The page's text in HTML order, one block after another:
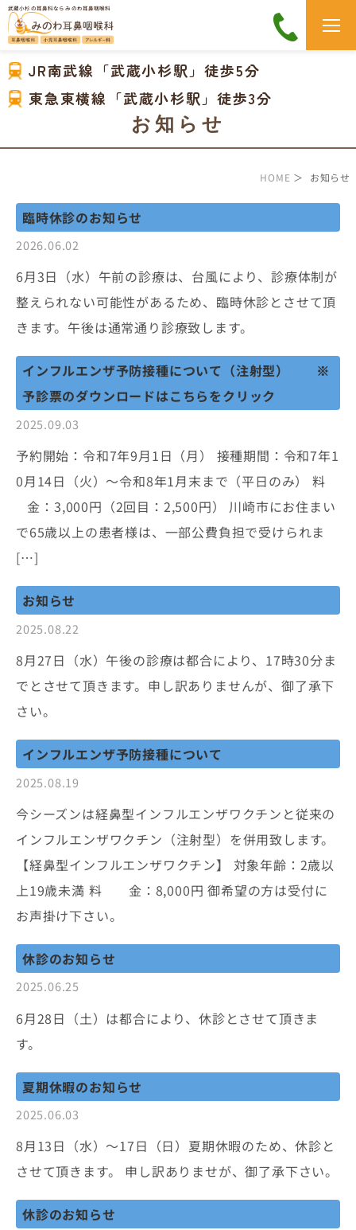
武蔵小杉の耳鼻科なら みのわ耳鼻咽喉科
JR南武線「武蔵小杉駅」徒歩5分
東急東横線「武蔵小杉駅」徒歩3分
お知らせ
HOME ＞ お知らせ
臨時休診のお知らせ
2026.06.02
6月3日（水）午前の診療は、台風により、診療体制が
整えられない可能性があるため、臨時休診とさせて頂
きます。午後は通常通り診療致します。
インフルエンザ予防接種について（注射型） ※
予診票のダウンロードはこちらをクリック
2025.09.03
予約開始：令和7年9月1日（月） 接種期間：令和7年1
0月14日（火）〜令和8年1月末まで（平日のみ） 料
金：3,000円（2回目：2,500円） 川崎市にお住まい
で65歳以上の患者様は、一部公費負担で受けられま
[…]
お知らせ
2025.08.22
8月27日（水）午後の診療は都合により、17時30分ま
でとさせて頂きます。申し訳ありませんが、御了承下
さい。
インフルエンザ予防接種について
2025.08.19
今シーズンは経鼻型インフルエンザワクチンと従来の
インフルエンザワクチン（注射型）を併用致します。
【経鼻型インフルエンザワクチン】 対象年齢：2歳以
上19歳未満 料 金：8,000円 御希望の方は受付に
お声掛け下さい。
休診のお知らせ
2025.06.25
6月28日（土）は都合により、休診とさせて頂きま
す。
夏期休暇のお知らせ
2025.06.03
8月13日（水）〜17日（日）夏期休暇のため、休診と
させて頂きます。 申し訳ありませが、御了承下さい。
休診のお知らせ